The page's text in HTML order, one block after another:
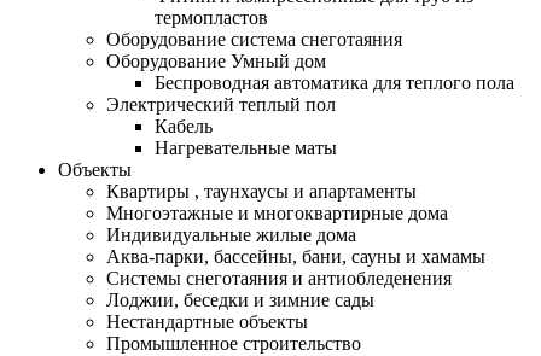
термопластов
Оборудование система снеготаяния
Оборудование Умный дом
Беспроводная автоматика для теплого пола
Электрический теплый пол
Кабель
Нагревательные маты
Объекты
Квартиры , таунхаусы и апартаменты
Многоэтажные и многоквартирные дома
Индивидуальные жилые дома
Аква-парки, бассейны, бани, сауны и хамамы
Системы снеготаяния и антиобледенения
Лоджии, беседки и зимние сады
Нестандартные объекты
Промышленное строительство